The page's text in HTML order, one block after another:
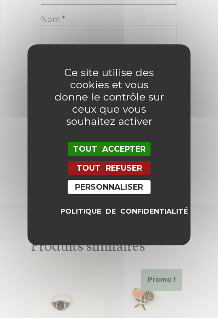
Nom *
Enregistrer mon nom, mon e-mail
et mon site dans le navigateur
pour mon prochain commentaire.
Produits similaires
Promo !
Ce site utilise des
cookies et vous
donne le contrôle sur
ceux que vous
souhaitez activer
TOUT ACCEPTER
TOUT REFUSER
PERSONNALISER
POLITIQUE DE CONFIDENTIALITÉ